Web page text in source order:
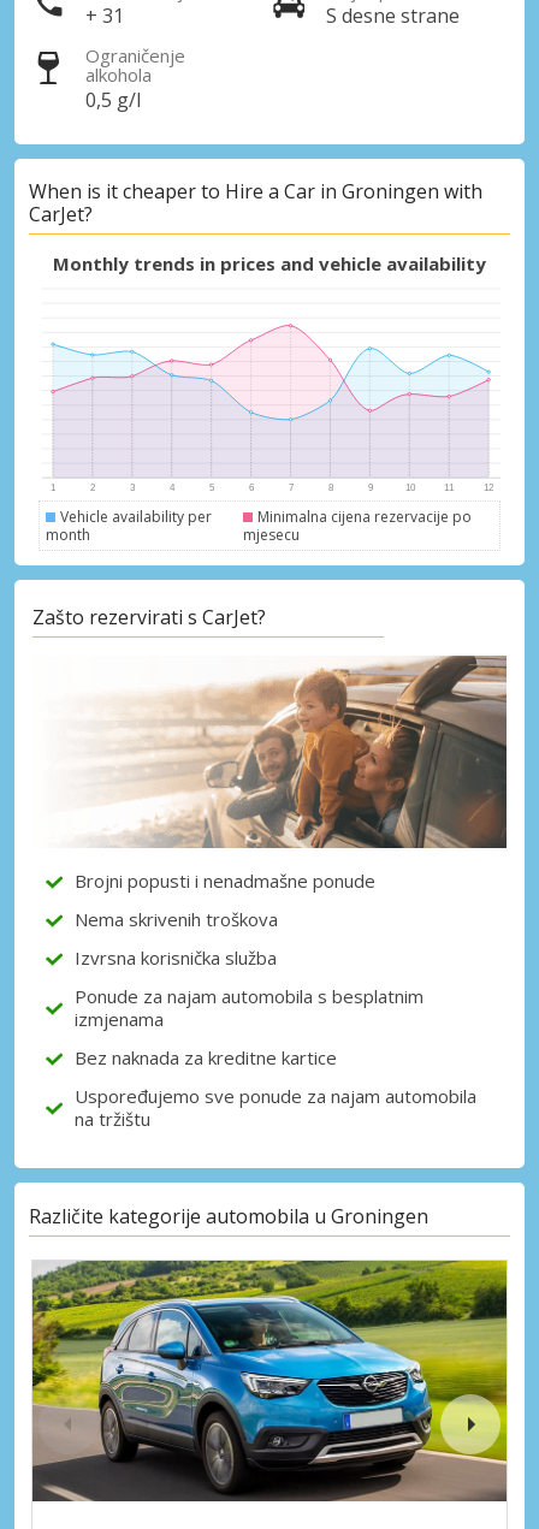
+ 31 S desne strane
Ograničenje
alkohola
0,5 g/l
When is it cheaper to Hire a Car in Groningen with
CarJet?
Monthly trends in prices and vehicle availability
Vehicle availability per
month
Minimalna cijena rezervacije po
mjesecu
Zašto rezervirati s CarJet?
Brojni popusti i nenadmašne ponude
Nema skrivenih troškova
Izvrsna korisnička služba
Ponude za najam automobila s besplatnim
izmjenama
Bez naknada za kreditne kartice
Uspoređujemo sve ponude za najam automobila
na tržištu
Različite kategorije automobila u Groningen
Posebni popusti
Pristupite ekskluzivnim ponudama naših
dobavljača
Prijava putem eLinka